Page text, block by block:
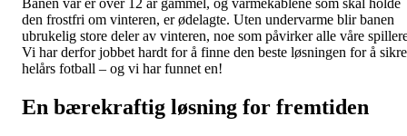
Banen vår er over 12 år gammel, og varmekablene som skal holde
den frostfri om vinteren, er ødelagte. Uten undervarme blir banen
ubrukelig store deler av vinteren, noe som påvirker alle våre
Vi har derfor jobbet hardt for å finne den beste løsningen for å sikre
helårs fotball – og vi har funnet en!
En bærekraftig løsning for fremtiden